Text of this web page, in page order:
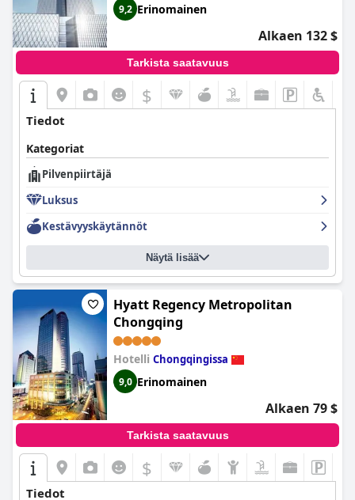
9,2 Erinomainen
Alkaen 132 $
Tarkista saatavuus
$
Tiedot
Kategoriat
Pilvenpiirtäjä
Luksus
Kestävyyskäytännöt
Näytä lisää
Hyatt Regency Metropolitan
Chongqing
Hotelli Chongqingissa
9,0 Erinomainen
Alkaen 79 $
Tarkista saatavuus
$
Tiedot